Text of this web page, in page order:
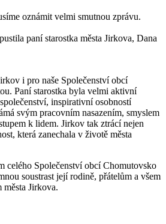
oznámit velmi smutnou zprávu.
paní starostka města Jirkova, Dana
i pro naše Společenství obcí
Paní starostka byla velmi aktivní
inspirativní osobností
svým pracovním nasazením, smyslem
k lidem. Jirkov tak ztrácí nejen
která zanechala v životě města
celého Společenství obcí Chomutovsko
soustrast její rodině, přátelům a všem
města Jirkova.